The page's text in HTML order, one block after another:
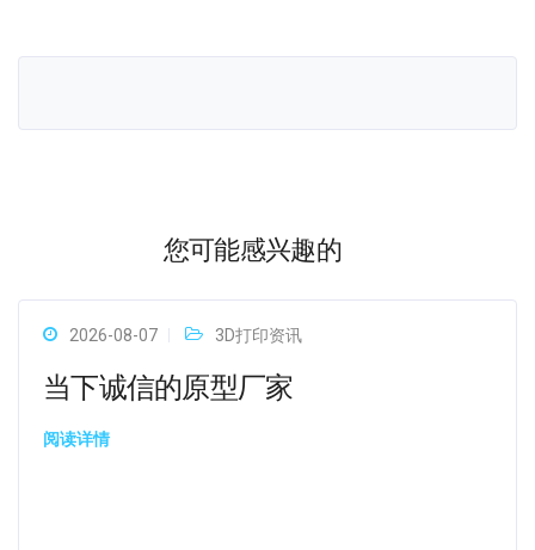
您可能感兴趣的
2026-08-07 3D打印资讯
当下诚信的原型厂家
阅读详情